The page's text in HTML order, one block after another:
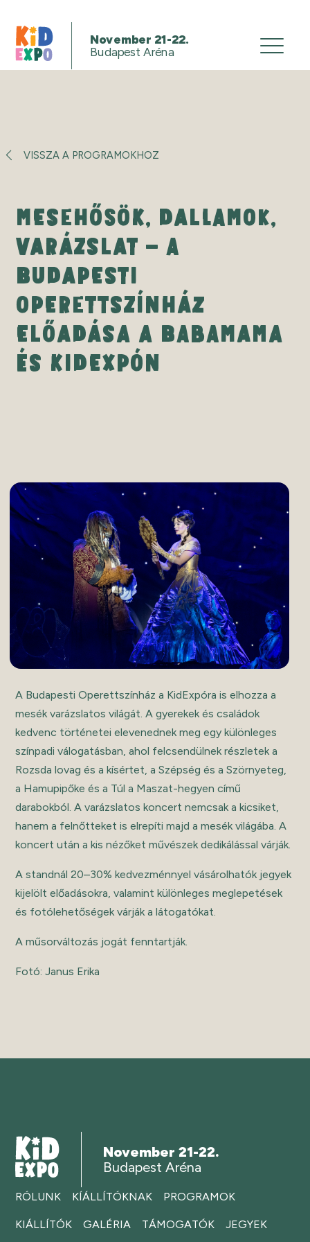
November 21-22.
Budapest Aréna
VISSZA A PROGRAMOKHOZ
MESEHŐSÖK, DALLAMOK,
VARÁZSLAT – A
BUDAPESTI
OPERETTSZÍNHÁZ
ELŐADÁSA A BABAMAMA
ÉS KIDEXPÓN
A Budapesti Operettszínház a KidExpóra is elhozza a
mesék varázslatos világát. A gyerekek és családok
kedvenc történetei elevenednek meg egy különleges
színpadi válogatásban, ahol felcsendülnek részletek a
Rozsda lovag és a kísértet, a Szépség és a Szörnyeteg,
a Hamupipőke és a Túl a Maszat-hegyen című
darabokból. A varázslatos koncert nemcsak a kicsiket,
hanem a felnőtteket is elrepíti majd a mesék világába. A
koncert után a kis nézőket művészek dedikálással várják.
A standnál 20–30% kedvezménnyel vásárolhatók jegyek
kijelölt előadásokra, valamint különleges meglepetések
és fotólehetőségek várják a látogatókat.
A műsorváltozás jogát fenntartják.
Fotó: Janus Erika
November 21-22.
Budapest Aréna
RÓLUNK KÍÁLLÍTÓKNAK PROGRAMOK
KIÁLLÍTÓK GALÉRIA TÁMOGATÓK JEGYEK